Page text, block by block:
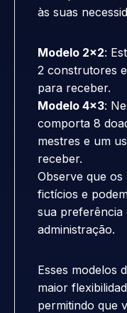
às suas
Modelo 2x2:
2 construtores
para receber.
Modelo 4x3:
comporta 8
mestres e um
receber.
Observe que os
fictícios e
sua preferência
administração.
Esses modelos
maior
permitindo que